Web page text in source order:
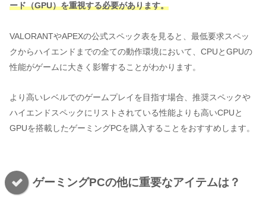
ード（GPU）を重視する必要があります。
VALORANTやAPEXの公式スペック表を見ると、最低要求スペッ
クからハイエンドまでの全ての動作環境において、CPUとGPUの
性能がゲームに大きく影響することがわかります。
より高いレベルでのゲームプレイを目指す場合、推奨スペックや
ハイエンドスペックにリストされている性能よりも高いCPUと
GPUを搭載したゲーミングPCを購入することをおすすめします。
ゲーミングPCの他に重要なアイテムは？